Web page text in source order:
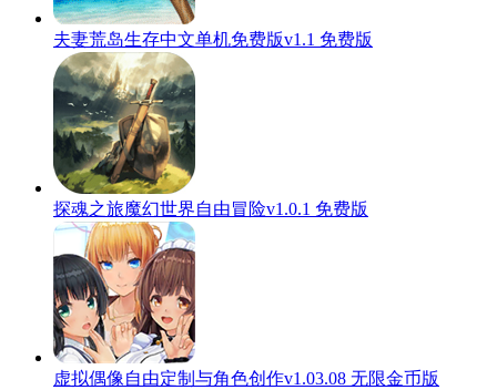
夫妻荒岛生存中文单机免费版v1.1 免费版
探魂之旅魔幻世界自由冒险v1.0.1 免费版
虚拟偶像自由定制与角色创作v1.03.08 无限金币版